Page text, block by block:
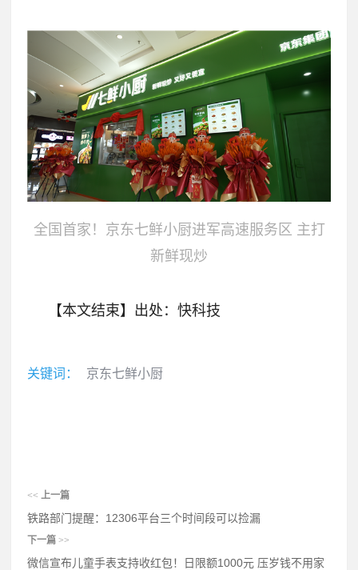
全国首家！京东七鲜小厨进军高速服务区 主打
新鲜现炒
【本文结束】出处：快科技
关键词： 京东七鲜小厨
<< 上一篇
铁路部门提醒：12306平台三个时间段可以捡漏
下一篇 >>
微信宣布儿童手表支持收红包！日限额1000元 压岁钱不用家